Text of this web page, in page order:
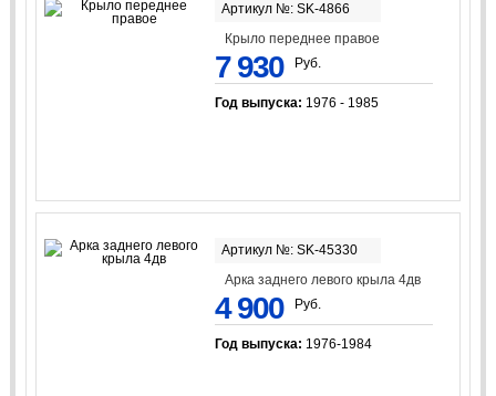
Артикул №: SK-4866
Крыло переднее правое
7 930 Руб.
Год выпуска: 1976 - 1985
Артикул №: SK-45330
Арка заднего левого крыла 4дв
4 900 Руб.
Год выпуска: 1976-1984